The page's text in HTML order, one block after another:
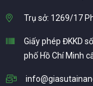
Trụ sở: 1269/17
Giấy phép ĐKKD
phố Hồ Chí Minh